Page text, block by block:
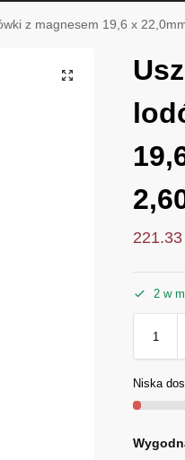
z magnesem 19,6 x
221.33
2 w
Niska